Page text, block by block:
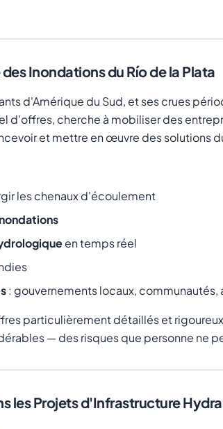
Inondations du Río de la Plata
d'Amérique du Sud, et ses crues
d'offres, cherche à mobiliser des
et mettre en œuvre des solutions
les chenaux d'écoulement
en temps réel
: gouvernements locaux,
particulièrement détaillés et
— des risques que personne ne
les Projets d'Infrastructure